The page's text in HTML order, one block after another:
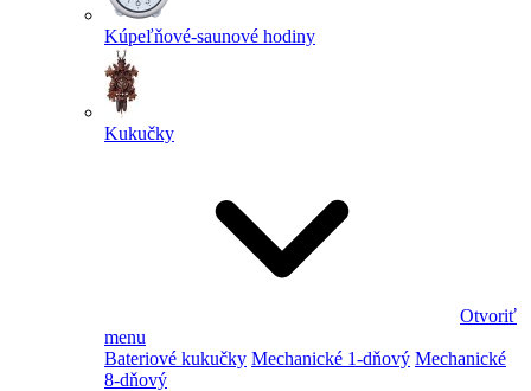
Kúpeľňové-saunové hodiny
Kukučky
Otvoriť
menu
Bateriové kukučky Mechanické 1-dňový Mechanické
8-dňový